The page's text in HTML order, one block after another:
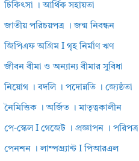
চিকিৎসা । আর্থিক সহায়তা
জাতীয় পরিচয়পত্র । জন্ম নিবন্ধন
জিপিএফ অগ্রিম I গৃহ নির্মাণ ঋণ
জীবন বীমা ও অন্যান্য বীমার সুবিধা
নিয়োগ । বদলি । পদোন্নতি । জ্যেষ্ঠতা
নৈমিত্তিক । অর্জিত । মাতৃত্বকালীন
পে-স্কেল I গেজেট । প্রজ্ঞাপন । পরিপত্র
পেনশন । লাম্পগ্র্যান্ট I পিআরএল